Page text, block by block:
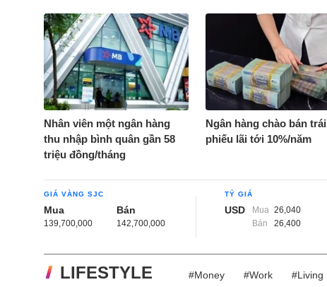
Nhân viên một ngân hàng
thu nhập bình quân gần 58
triệu đồng/tháng
Ngân hàng chào bán trái
phiếu lãi tới 10%/năm
GIÁ VÀNG SJC
Mua
139,700,000
Bán
142,700,000
TỶ GIÁ
USD Mua 26,040
Bán
26,400
LIFESTYLE #Money #Work #Living